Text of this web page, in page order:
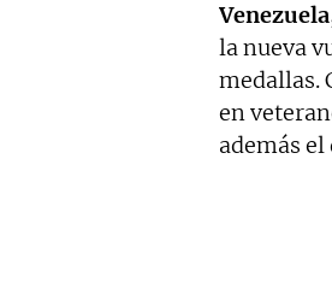
la nueva
medallas.
en
además